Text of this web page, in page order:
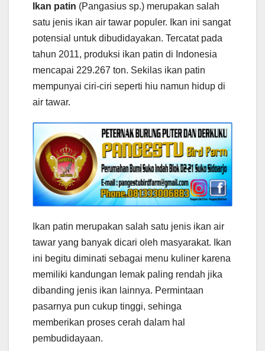
Ikan patin (Pangasius sp.) merupakan salah
satu jenis ikan air tawar populer. Ikan ini sangat
potensial untuk dibudidayakan. Tercatat pada
tahun 2011, produksi ikan patin di Indonesia
mencapai 229.267 ton. Sekilas ikan patin
mempunyai ciri-ciri seperti hiu namun hidup di
air tawar.
Ikan patin merupakan salah satu jenis ikan air
tawar yang banyak dicari oleh masyarakat. Ikan
ini begitu diminati sebagai menu kuliner karena
memiliki kandungan lemak paling rendah jika
dibanding jenis ikan lainnya. Permintaan
pasarnya pun cukup tinggi, sehinga
memberikan proses cerah dalam hal
pembudidayaan.